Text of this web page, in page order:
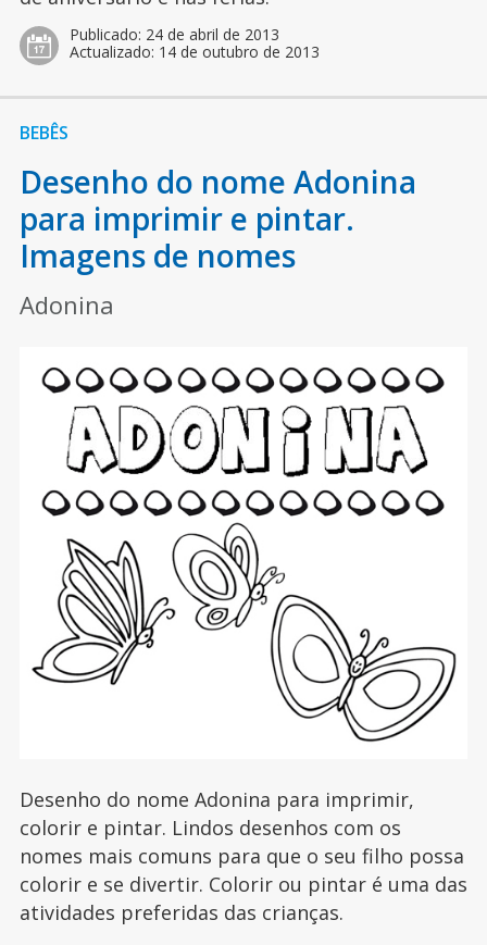
Publicado: 24 de abril de 2013
Actualizado: 14 de outubro de 2013
BEBÊS
Desenho do nome Adonina
para imprimir e pintar.
Imagens de nomes
Adonina
Desenho do nome Adonina para imprimir,
colorir e pintar. Lindos desenhos com os
nomes mais comuns para que o seu filho possa
colorir e se divertir. Colorir ou pintar é uma das
atividades preferidas das crianças.